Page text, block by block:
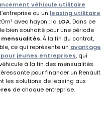
véhicule utilitaire
ou un leasing utilitaire
avec hayon : la LOA. Dans ce
bien souhaité pour une période
mensualités. À la fin du contrat,
ce qui représente un avantage
pour jeunes entreprises, qui
à la fin des mensualités.
pour financer un Renault
les solutions de leasing aux
de chaque entreprise.